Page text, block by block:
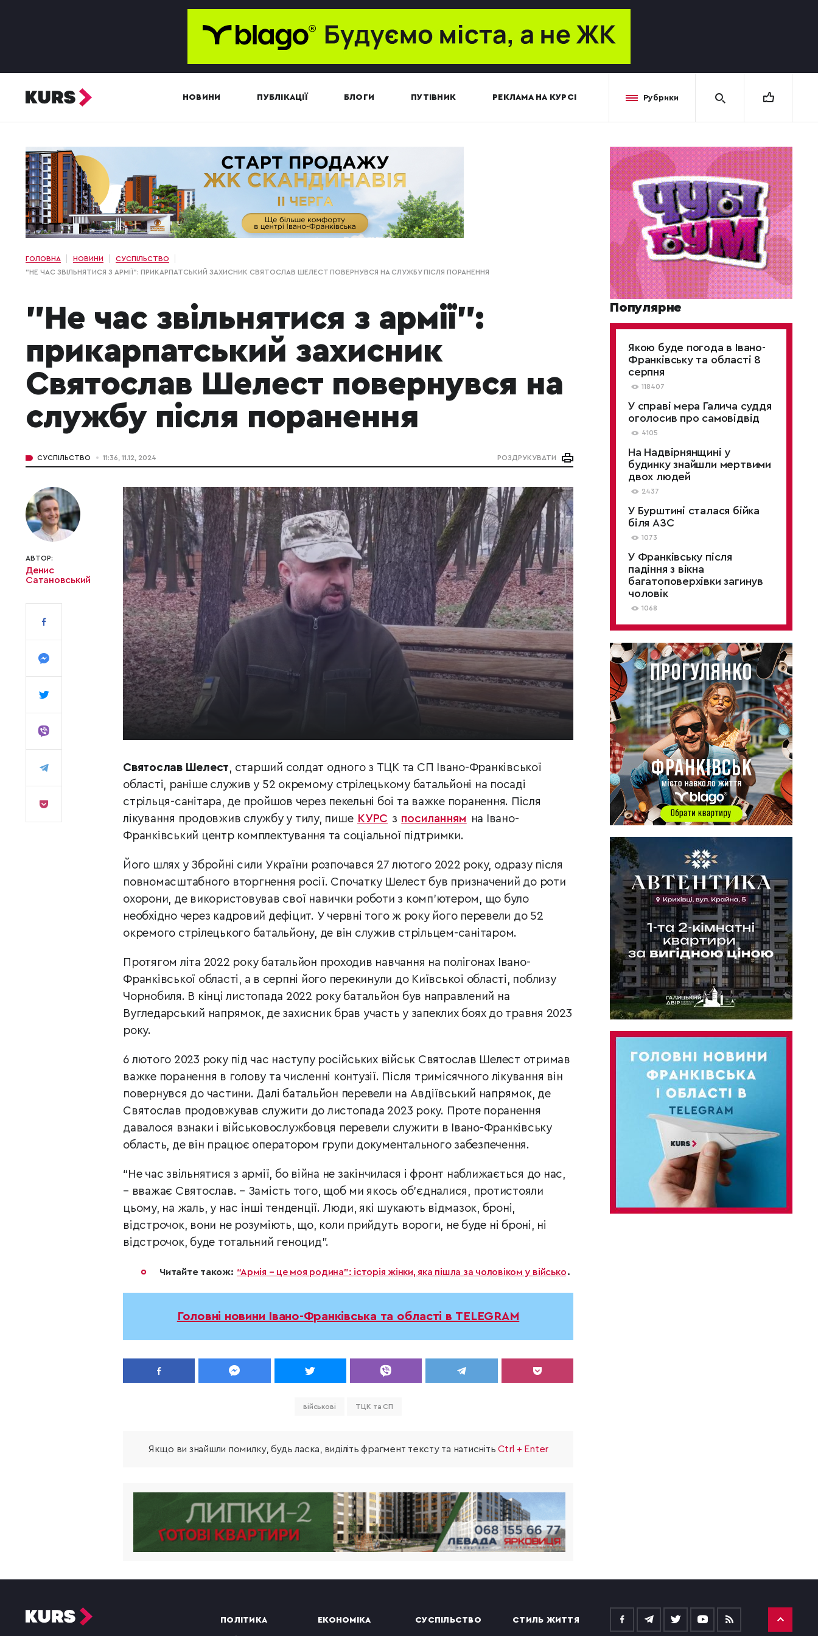
НОВИНИ ПУБЛІКАЦІЇ БЛОГИ ПУТІВНИК РЕКЛАМА НА КУРСІ Рубрики
ГОЛОВНА НОВИНИ
СУСПІЛЬСТВО
"НЕ ЧАС ЗВІЛЬНЯТИСЯ З АРМІЇ": ПРИКАРПАТСЬКИЙ ЗАХИСНИК СВЯТОСЛАВ ШЕЛЕСТ ПОВЕРНУВСЯ НА СЛУЖБУ ПІСЛЯ ПОРАНЕННЯ
"Не час звільнятися з армії":
прикарпатський захисник
Святослав Шелест повернувся на
службу після поранення
СУСПІЛЬСТВО 11:36, 11.12, 2024 РОЗДРУКУВАТИ
АВТОР:
Денис
Сатановський
Святослав Шелест, старший солдат одного з ТЦК та СП Івано-Франківської
області, раніше служив у 52 окремому стрілецькому батальйоні на посаді
стрільця-санітара, де пройшов через пекельні бої та важке поранення. Після
лікування продовжив службу у тилу, пише КУРС з посиланням на Івано-
Франківський центр комплектування та соціальної підтримки.
Його шлях у Збройні сили України розпочався 27 лютого 2022 року, одразу після
повномасштабного вторгнення росії. Спочатку Шелест був призначений до роти
охорони, де використовував свої навички роботи з комп’ютером, що було
необхідно через кадровий дефіцит. У червні того ж року його перевели до 52
окремого стрілецького батальйону, де він служив стрільцем-санітаром.
Протягом літа 2022 року батальйон проходив навчання на полігонах Івано-
Франківської області, а в серпні його перекинули до Київської області, поблизу
Чорнобиля. В кінці листопада 2022 року батальйон був направлений на
Вугледарський напрямок, де захисник брав участь у запеклих боях до травня 2023
року.
6 лютого 2023 року під час наступу російських військ Святослав Шелест отримав
важке поранення в голову та численні контузії. Після тримісячного лікування він
повернувся до частини. Далі батальйон перевели на Авдіївський напрямок, де
Святослав продовжував служити до листопада 2023 року. Проте поранення
давалося взнаки і військовослужбовця перевели служити в Івано-Франківську
область, де він працює оператором групи документального забезпечення.
“Не час звільнятися з армії, бо війна не закінчилася і фронт наближається до нас,
– вважає Святослав. – Замість того, щоб ми якось об’єдналися, протистояли
цьому, на жаль, у нас інші тенденції. Люди, які шукають відмазок, броні,
відстрочок, вони не розуміють, що, коли прийдуть вороги, не буде ні броні, ні
відстрочок, буде тотальний геноцид”.
Читайте також: “Армія – це моя родина”: історія жінки, яка пішла за чоловіком у військо.
Головні новини Івано-Франківська та області в TELEGRAM
військові ТЦК та СП
Якщо ви знайшли помилку, будь ласка, виділіть фрагмент тексту та натиснітьCtrl + Enter
Популярне
Якою буде погода в Івано-
Франківську та області 8
серпня
118407
У справі мера Галича суддя
оголосив про самовідвід
4105
На Надвірнянщині у
будинку знайшли мертвими
двох людей
2437
У Бурштині сталася бійка
біля АЗС
1073
У Франківську після
падіння з вікна
багатоповерхівки загинув
чоловік
1068
ПОЛІТИКА ЕКОНОМІКА СУСПІЛЬСТВО СТИЛЬ ЖИТТЯ